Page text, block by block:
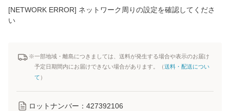
[NETWORK ERROR] ネットワーク周りの設定を確認してくださ
い
※一部地域・離島につきましては、送料が発生する場合や表示のお届け
予定日期間内にお届けできない場合があります。（送料・配送につい
て ）
ロットナンバー： 427392106